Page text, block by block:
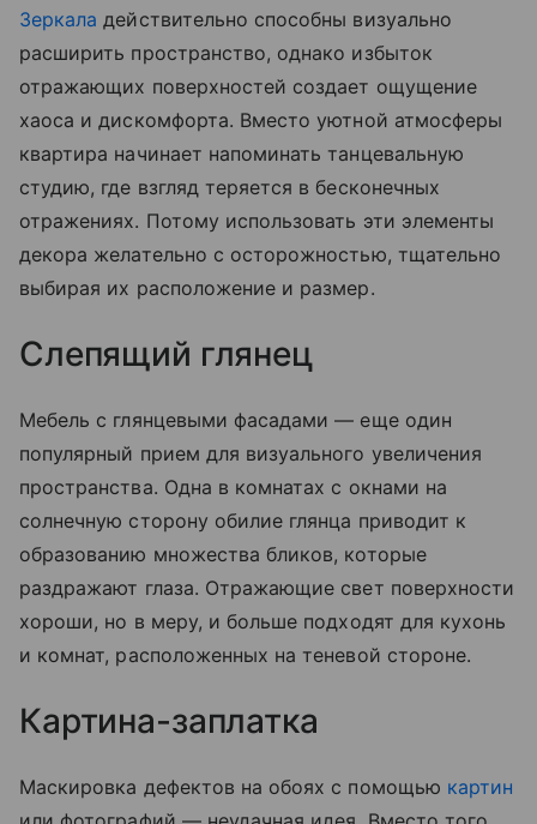
Зеркала действительно способны визуально
расширить пространство, однако избыток
отражающих поверхностей создает ощущение
хаоса и дискомфорта. Вместо уютной атмосферы
квартира начинает напоминать танцевальную
студию, где взгляд теряется в бесконечных
отражениях. Потому использовать эти элементы
декора желательно с осторожностью, тщательно
выбирая их расположение и размер.
Слепящий глянец
Мебель с глянцевыми фасадами — еще один
популярный прием для визуального увеличения
пространства. Одна в комнатах с окнами на
солнечную сторону обилие глянца приводит к
образованию множества бликов, которые
раздражают глаза. Отражающие свет поверхности
хороши, но в меру, и больше подходят для кухонь
и комнат, расположенных на теневой стороне.
Картина-заплатка
Маскировка дефектов на обоях с помощью картин